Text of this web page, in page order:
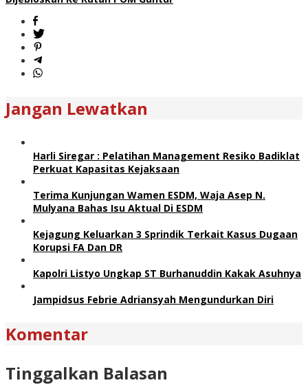
Jangan Lewatkan
Harli Siregar : Pelatihan Management Resiko Badiklat
Perkuat Kapasitas Kejaksaan
Terima Kunjungan Wamen ESDM, Waja Asep N.
Mulyana Bahas Isu Aktual Di ESDM
Kejagung Keluarkan 3 Sprindik Terkait Kasus Dugaan
Korupsi FA Dan DR
Kapolri Listyo Ungkap ST Burhanuddin Kakak Asuhnya
Jampidsus Febrie Adriansyah Mengundurkan Diri
Komentar
Tinggalkan Balasan